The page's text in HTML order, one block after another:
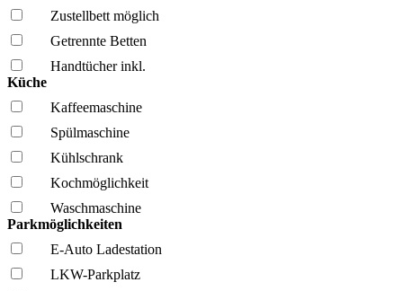
Zustellbett möglich
Getrennte Betten
Handtücher inkl.
Küche
Kaffee­maschine
Spül­maschine
Kühl­schrank
Kochmöglich­keit
Wasch­maschine
Parkmöglichkeiten
E-Auto Ladestation
LKW-Parkplatz